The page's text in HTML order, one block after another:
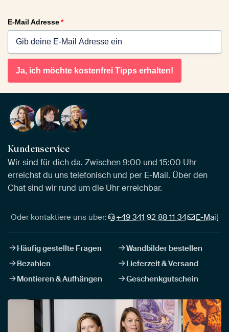
E-Mail Adresse*
Ja, ich möchte kostenfrei Tipps erhalten!
Kundenservice
Wir sind für dich da. Zwischen 9:00 und 15:00 Uhr
erreichst du uns telefonisch und per E-Mail. Über den
Chat sind wir rund um die Uhr erreichbar.
Oder kontaktiere uns über: +49 341 92 88 11 34 E-Mail
Häufig gestellte Fragen
Wandbilder bestellen
Bezahlen
Lieferzeit & Versand
Montieren & Aufhängen
Geschenkgutschein